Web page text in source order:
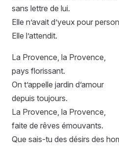
sans lettre de lui.
Elle n’avait d’yeux pour
Elle l’attendit.
La Provence, la Provence,
pays florissant.
On t’appelle jardin d’amour
depuis toujours.
La Provence, la Provence,
faite de rêves émouvants.
Que sais-tu des désirs des